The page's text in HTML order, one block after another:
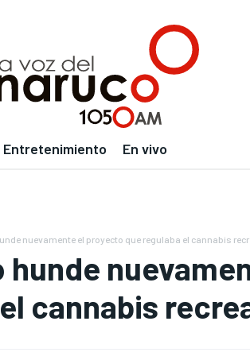
Entretenimiento En vivo
nuevamente el proyecto que regulaba el cannabis
hunde
cannabis